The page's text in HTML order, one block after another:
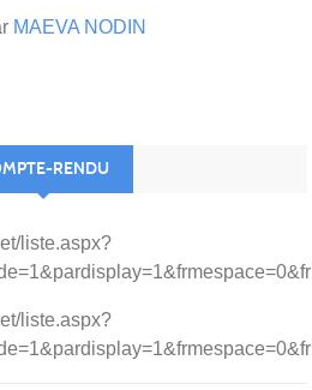
MAEVA NODIN
RENDU
liste.aspx?
liste.aspx?